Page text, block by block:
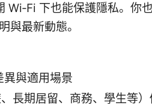
Wi‑Fi 下也能保護隱私。你
與最新動態。
與適用場景
長期居留、商務、學生等